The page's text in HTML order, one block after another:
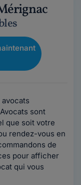
avocats
sont
que soit votre
rendez-vous en
de
pour afficher
qui vous